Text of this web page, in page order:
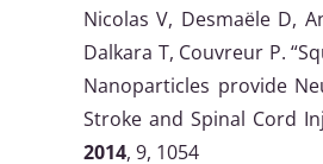
Nicolas V, Desmaële D,
Dalkara T, Couvreur P.
Nanoparticles provide
Stroke and Spinal Cord
2014, 9, 1054